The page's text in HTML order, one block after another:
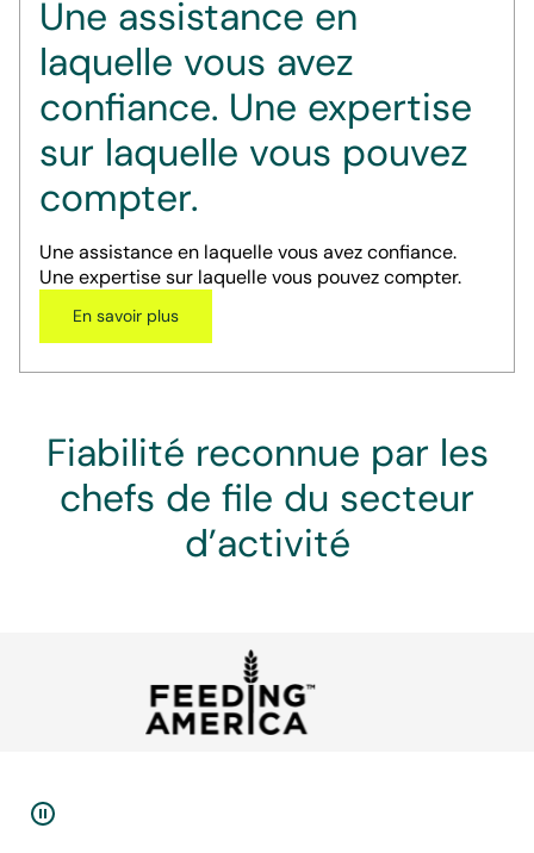
traitement du langage naturel (NLP)
Accéder à des recommandations
automatiques de candidats, de possibilités
d'apprentissage ou de successeurs d’après
des indicateurs de rendement et de
préparation
Prendre des décisions fondées sur les
données grâce à des tableaux de bord en
domaines de la relève, du rendement et de
l'apprentissage
Une assistance en
laquelle vous avez
confiance. Une expertise
sur laquelle vous pouvez
compter.
Une assistance en laquelle vous avez confiance.
Une expertise sur laquelle vous pouvez compter.
En savoir plus
Fiabilité reconnue par les
chefs de file du secteur
d’activité